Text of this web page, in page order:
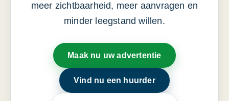
meer zichtbaarheid, meer aanvragen en
minder leegstand willen.
Maak nu uw advertentie
Vind nu een huurder